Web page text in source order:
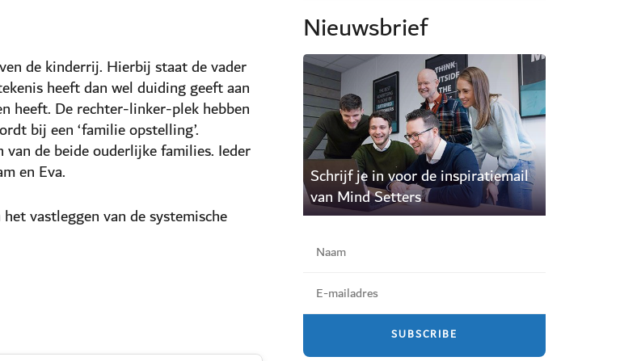
de kinderrij. Hierbij staat de vader
heeft dan wel duiding geeft aan
heeft. De rechter-linker-plek hebben
bij een ‘familie opstelling’.
de beide ouderlijke families. Ieder
en Eva.
vastleggen van de systemische
Nieuwsbrief
Schrijf je in voor de inspiratiemail
van Mind Setters